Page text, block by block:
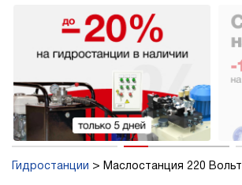
Гидростанции Маслостанция 220 Вольт